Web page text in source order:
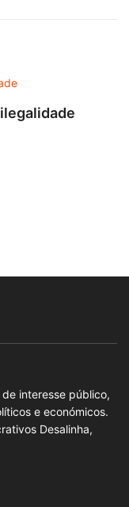
interesse público,
e económicos.
Desalinha,